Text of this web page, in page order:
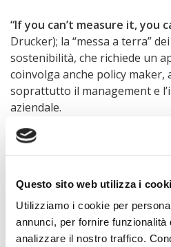
Questo sito web utilizza i
Utilizziamo i cookie per
annunci, per fornire
analizzare il nostro traffico.
“If you can’t measure it, you
Drucker); la “messa a terra”
sostenibilità, che richiede un
coinvolga anche policy
soprattutto il management e
aziendale.
, il
richiamati ha già una cornice
regolamentare piuttosto
interpretare correttamente i
Il lavoro diMario La Torre,
tutti professori di Economia